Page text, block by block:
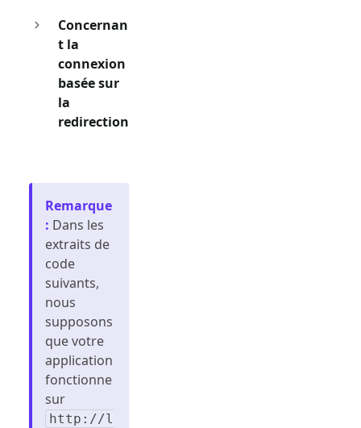
Concernan
t la
connexion
basée sur
la
redirection
Remarque
: Dans les
extraits de
code
suivants,
nous
supposons
que votre
application
fonctionne
sur
http://l